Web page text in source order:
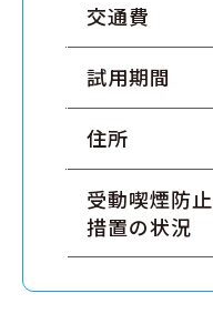
交通費
試用期間
住所
受動喫煙防止
措置の状況